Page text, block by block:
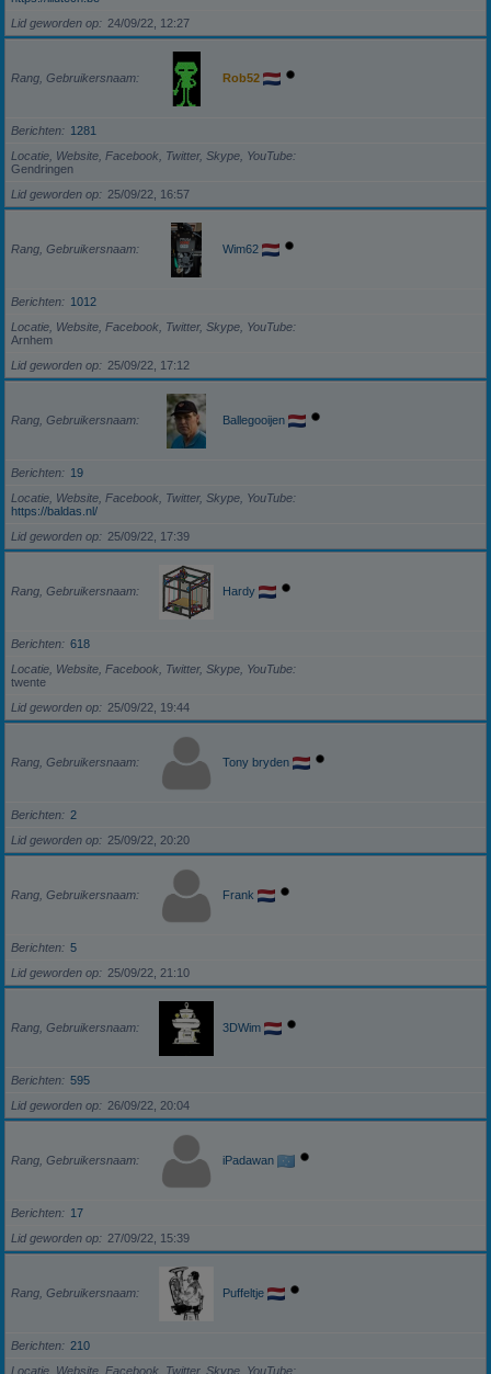
Lid geworden op
24/09/22, 12:27
Rang, Gebruikersnaam Rob52
Berichten
1281
Locatie, Website, Facebook, Twitter, Skype, YouTube
Gendringen
Lid geworden op
25/09/22, 16:57
Rang, Gebruikersnaam Wim62
Berichten
1012
Locatie, Website, Facebook, Twitter, Skype, YouTube
Arnhem
Lid geworden op
25/09/22, 17:12
Rang, Gebruikersnaam Ballegooijen
Berichten
19
Locatie, Website, Facebook, Twitter, Skype, YouTube
https://baldas.nl/
Lid geworden op
25/09/22, 17:39
Rang, Gebruikersnaam Hardy
Berichten
618
Locatie, Website, Facebook, Twitter, Skype, YouTube
twente
Lid geworden op
25/09/22, 19:44
Rang, Gebruikersnaam Tony bryden
Berichten
2
Lid geworden op
25/09/22, 20:20
Rang, Gebruikersnaam Frank
Berichten
5
Lid geworden op
25/09/22, 21:10
Rang, Gebruikersnaam 3DWim
Berichten
595
Lid geworden op
26/09/22, 20:04
Rang, Gebruikersnaam iPadawan
Berichten
17
Lid geworden op
27/09/22, 15:39
Rang, Gebruikersnaam Puffeltje
Berichten
210
Locatie, Website, Facebook, Twitter, Skype, YouTube